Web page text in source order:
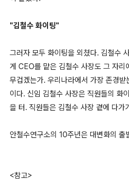
"김철수 화이팅"
그러자 모두 화이팅을 외쳤다. 김철수
게 CEO를 맡은 김철수 사장도 그 자리
무겁겠는가. 우리나라에서 가장 존경
이다. 신임 김철수 사장은 직원들의 화
을 터. 직원들은 김철수 사장 곁에 다가
안철수연구소의 10주년은 대변화의 출
<참고>